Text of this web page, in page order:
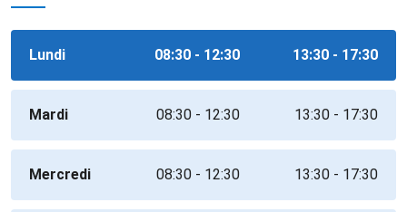
Lundi 08:30 - 12:30 13:30 - 17:30
Mardi 08:30 - 12:30 13:30 - 17:30
Mercredi 08:30 - 12:30 13:30 - 17:30